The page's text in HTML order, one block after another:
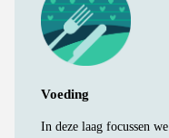
Voeding
In deze laag focussen